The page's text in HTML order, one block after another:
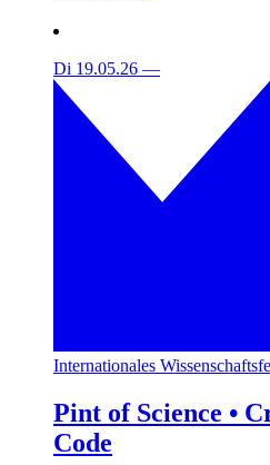
Di 19.05.26 —
Internationales
Pint of Science •
Code